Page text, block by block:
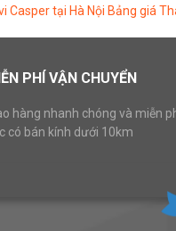
Casper tại Hà Nội Bảng giá
PHÍ VẬN CHUYỂN
hàng nhanh chóng và miễn
có bán kính dưới 10km